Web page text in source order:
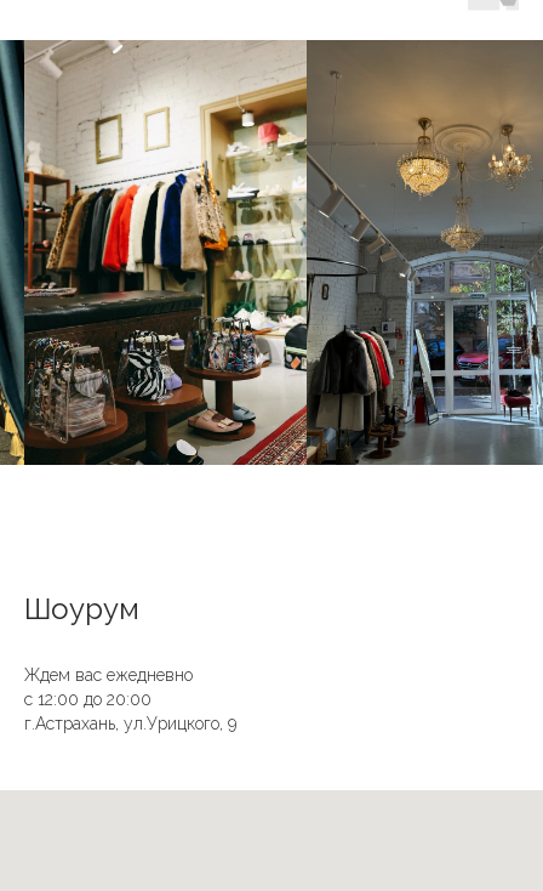
Шоурум
Ждем вас ежедневно
с 12:00 до 20:00
г.Астрахань, ул.Урицкого, 9